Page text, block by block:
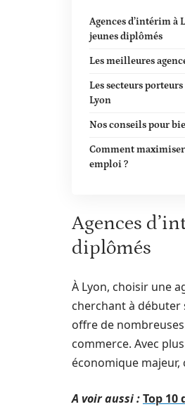
Agences d’intérim à
jeunes diplômés
Les meilleures
Les secteurs
Lyon
Nos conseils pour
Comment
emploi ?
Agences
diplômés
À Lyon, choisir une
cherchant à débuter
offre de
commerce. Avec
économique
A voir aussi :Top